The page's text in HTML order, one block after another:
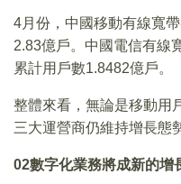
4月份，中國移動有線寬
2.83億戶。中國電信有線
累計用戶數1.8482億戶。
整體來看，無論是移動用
三大運營商仍維持增長態
02數字化業務將成新的增